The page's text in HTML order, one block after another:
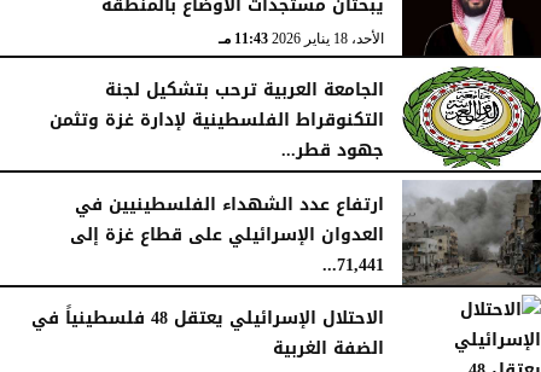
الأحد، 18 يناير 2026 11:43 مـ
الجامعة العربية ترحب بتشكيل لجنة
التكنوقراط الفلسطينية لإدارة غزة وتثمن
جهود قطر...
الجمعة، 16 يناير 2026 09:09 مـ
ارتفاع عدد الشهداء الفلسطينيين في
العدوان الإسرائيلي على قطاع غزة إلى
71,441...
الجمعة، 16 يناير 2026
الاحتلال الإسرائيلي يعتقل 48 فلسطينياً في
الضفة الغربية